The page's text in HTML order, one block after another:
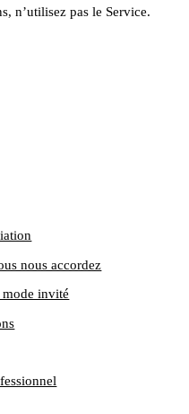
n’utilisez pas le Service.
nous accordez
mode invité